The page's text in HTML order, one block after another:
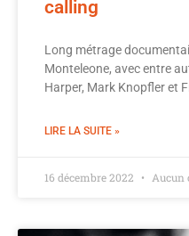
calling
Long métrage
Monteleone, avec entre
Harper, Mark Knopfler et
LIRE LA SUITE »
16 décembre 2022 Aucun